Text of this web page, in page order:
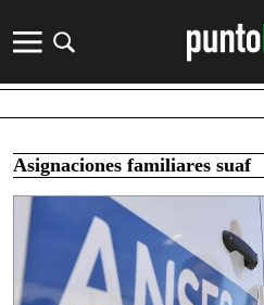
Asignaciones familiares suaf